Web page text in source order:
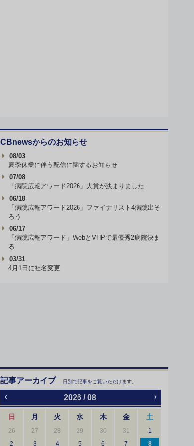
CBnewsからのお知らせ
08/03
夏季休業に伴う配信に関するお知らせ
07/08
「病院広報アワード2026」大賞が決まりました
06/18
「病院広報アワード2026」ファイナリスト4病院出そ
ろう
06/17
「病院広報アワード」WebとVHPで最優秀2病院決ま
る
03/31
4月1日に社名変更
記事アーカイブ 日別で記事をご覧いただけます。
‹ 2026 / 08 ›
日 月 火 水 木 金 土
26 27 28 29 30 31
1
2
3 4 5 6 7 8